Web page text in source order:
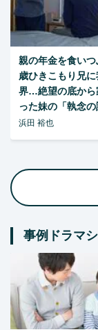
親の年金を食い
歳ひきこもり兄
界…絶望の底から
った妹の「執念の
浜田 裕也
事例ドラマ